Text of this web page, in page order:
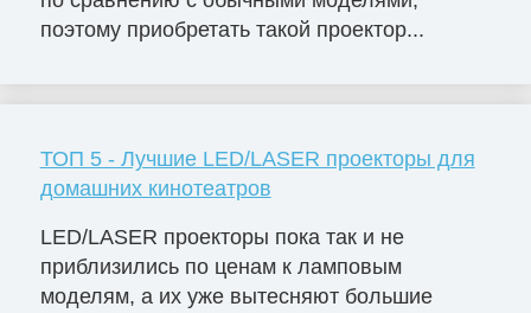
поэтому приобретать такой проектор...
ТОП 5 - Лучшие LED/LASER проекторы для
домашних кинотеатров
LED/LASER проекторы пока так и не
приблизились по ценам к ламповым
моделям, а их уже вытесняют большие